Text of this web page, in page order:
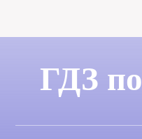
ГДЗ